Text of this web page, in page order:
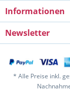
Informationen
Newsletter
* Alle Preise inkl.